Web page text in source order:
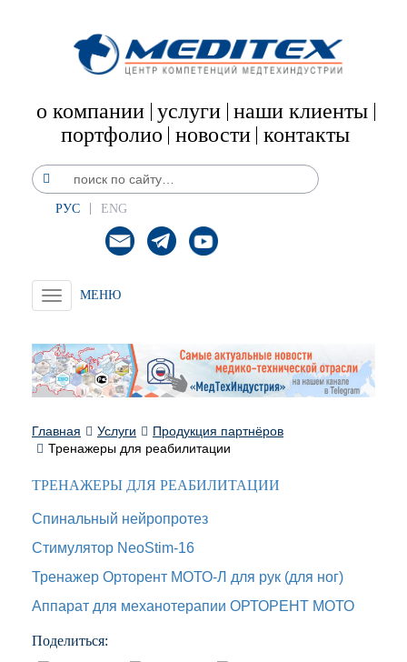
о компании услуги наши клиенты
портфолио новости контакты
РУС ENG
Toggle
navigation
Главная Услуги
Продукция партнёров
Тренажеры для реабилитации
ТРЕНАЖЕРЫ ДЛЯ РЕАБИЛИТАЦИИ
Спинальный нейропротез
Стимулятор NeoStim-16
Тренажер Орторент МОТО-Л для рук (для ног)
Аппарат для механотерапии ОРТОРЕНТ МОТО
Поделиться: